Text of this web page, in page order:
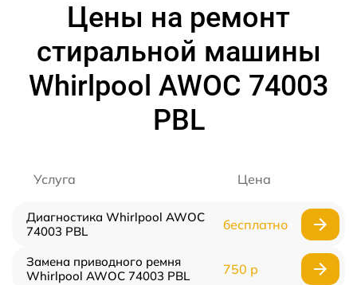
Цены на ремонт
стиральной машины
Whirlpool AWOC 74003
PBL
Услуга Цена
Диагностика Whirlpool AWOC
74003 PBL
бесплатно
Замена приводного ремня
Whirlpool AWOC 74003 PBL
750 р